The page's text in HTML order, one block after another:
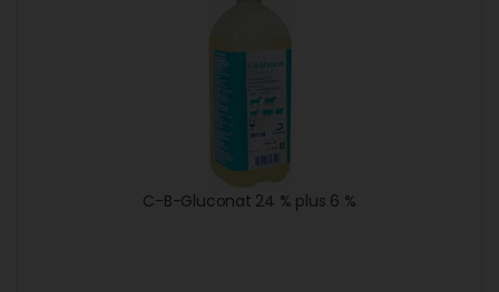
C-B-Gluconat 24 % plus 6 %